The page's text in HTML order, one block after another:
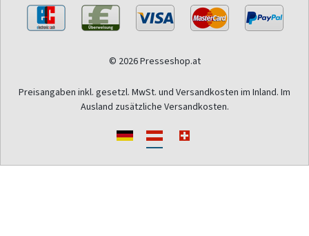
© 2026 Presseshop.at
Preisangaben inkl. gesetzl. MwSt. und Versandkosten im Inland. Im
Ausland zusätzliche Versandkosten.